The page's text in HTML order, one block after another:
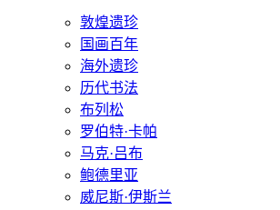
敦煌遗珍
国画百年
海外遗珍
历代书法
布列松
罗伯特·卡帕
马克·吕布
鲍德里亚
威尼斯·伊斯兰